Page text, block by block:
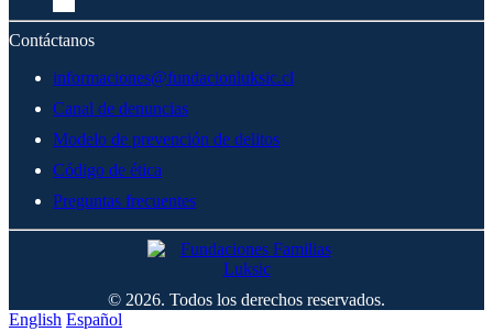
Contáctanos
informaciones@fundacionluksic.cl
Canal de denuncias
Modelo de prevención de delitos
Código de ética
Preguntas frecuentes
© 2026. Todos los derechos reservados.
English Español